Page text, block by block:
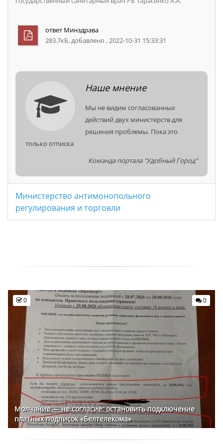
ответ Минздрава
283.7кБ, добавлено , 2022-10-31 15:33:31
Наше мнение
Мы не видим согласованных
действий двух министерств для
решения проблемы. Пока это
только отписка
Команда портала "Удобный Город"
Министерство антимонопольного
регулирования и торговли
Молчание — не согласие: остановить подключение
платных подписок «Белтелекома»
0 0